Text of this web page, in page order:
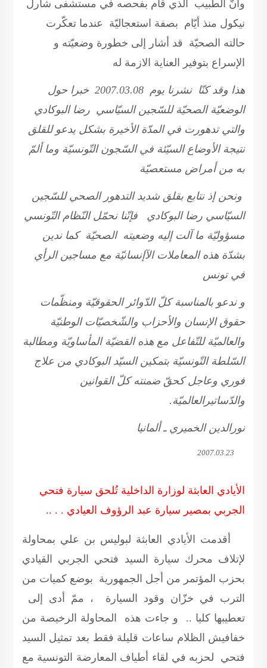
وأنّ الطبيب الذي قام بفحصه في مستشفى شارل
نيكول منذ أيّام بصفة استعجاليّة عندما تعكّرت
حالته الصحيّة قد أشار إلى خطورة وضعيّته و
الإسراع بتوفير العناية الازمة له
هذا وقد كنّا نشرنا يوم 2007.03.08 خبرا حول
الوضعيّة الصحيّة للسّجين السيّاسي رضا البوكادي
والتي تدهورت في المدّة الأخيرة بشكل يدعو للقلق
نتيجة الأوضاع السيّئة في السّجون التّونسيّة وما ألمّ
به من أمراض مستعصيّة
ونحن إذ نتابع بقلق شديد التدهور الصحي للسّجين
السيّاسي رضا البوكادي فإنّنا نحمّل النّظام التّونسي
مسؤوليّة ما آلت إليه وضعيته الصحيّة كما ندين
بشدّة هذه المعاملات الآإنسانيّة مع مساجين الرأي
في تونس
و ندعو بالمناسبة كلّ الدّوائر الحقوقيّة ومنظّمات
حقوق الإنسان والأحزاب والشّخصيّات الوطنيّة
والعالميّة للتّفاعل مع هذه القضيّة المأساويّة ومطالبة
السّلطة التّونسيّة بتمكين السيّد البوكادي من علاج
فوري وعاجل كحقّ ضمنته كلّ القوانين
والدّساتيرالعالميّة.
نورالدين الخميري ـ ألمانيا
الأيادي العابثة لوزارة الداخلية تُلحق سيارة فتحي
الجربي بمصير سيارة عبد الرؤوف العيادي . . ..
أقدمت الأيادي العابثة لبوليس بن علي بمحاولة
لإتلاف محرك سيارة السيد فتحي الجربي القيادي
بحزب المؤتمر من أجل الجمهورية بوضع كميات من
الترب في خزّان وقود السيارة ، ممّ أدى إلى
تعطيبها كليا .. و جاءت هذه المحاولة الرخيصة من
خفافيش الظلام ساعات قليلة فقط بعد تمثيل السيد
فتحي لحزبه في لقاء أطياف المعارضة التونسية مع